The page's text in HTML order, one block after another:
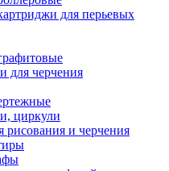
для перьевых
для черчения
циркули
рисования и черчения